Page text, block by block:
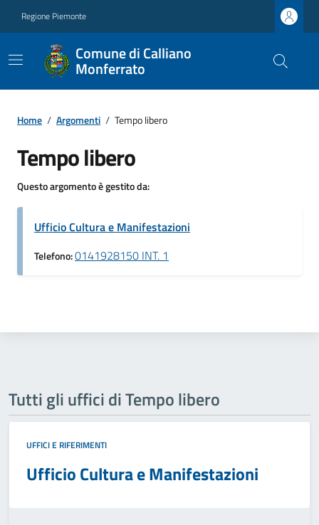
Regione Piemonte
Comune di Calliano
Monferrato
Home / Argomenti / Tempo libero
Tempo libero
Questo argomento è gestito da:
Ufficio Cultura e Manifestazioni
Telefono:0141928150 INT. 1
Tutti gli uffici di Tempo libero
UFFICI E RIFERIMENTI
Ufficio Cultura e Manifestazioni